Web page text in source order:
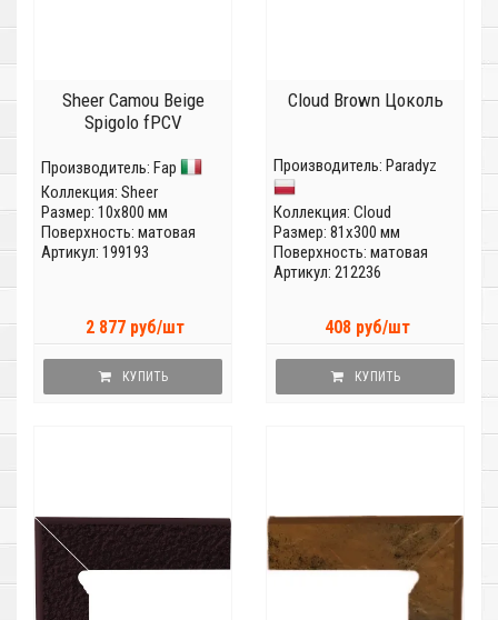
Sheer Camou Beige
Spigolo fPCV
Производитель: Fap
Коллекция: Sheer
Размер: 10x800 мм
Поверхность: матовая
Артикул: 199193
2 877 руб/шт
КУПИТЬ
Cloud Brown Цоколь
Производитель: Paradyz
Коллекция: Cloud
Размер: 81x300 мм
Поверхность: матовая
Артикул: 212236
408 руб/шт
КУПИТЬ